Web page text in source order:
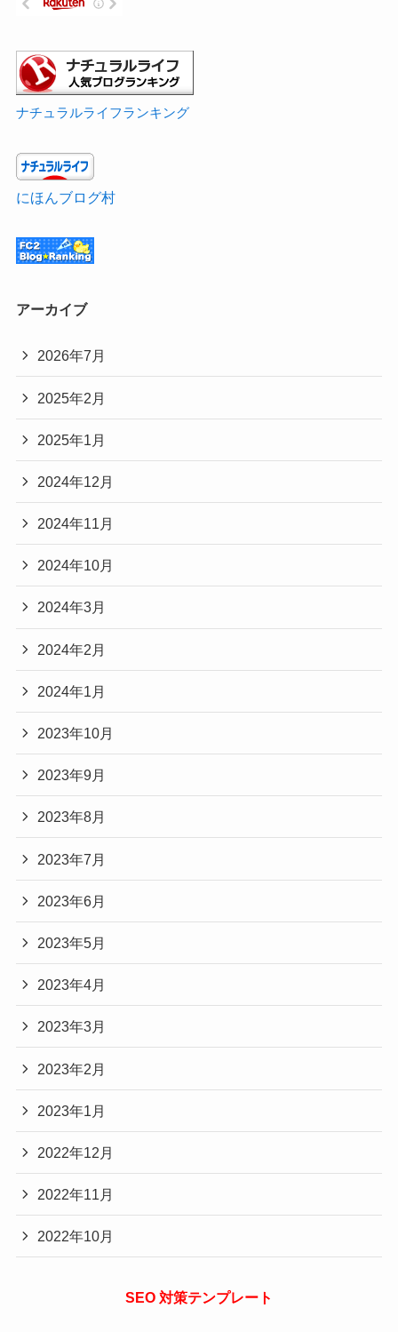
ナチュラルライフランキング
にほんブログ村
アーカイブ
2026年7月
2025年2月
2025年1月
2024年12月
2024年11月
2024年10月
2024年3月
2024年2月
2024年1月
2023年10月
2023年9月
2023年8月
2023年7月
2023年6月
2023年5月
2023年4月
2023年3月
2023年2月
2023年1月
2022年12月
2022年11月
2022年10月
SEO 対策テンプレート